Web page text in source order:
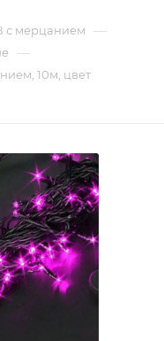
с мерцанием —
—
10м, цвет